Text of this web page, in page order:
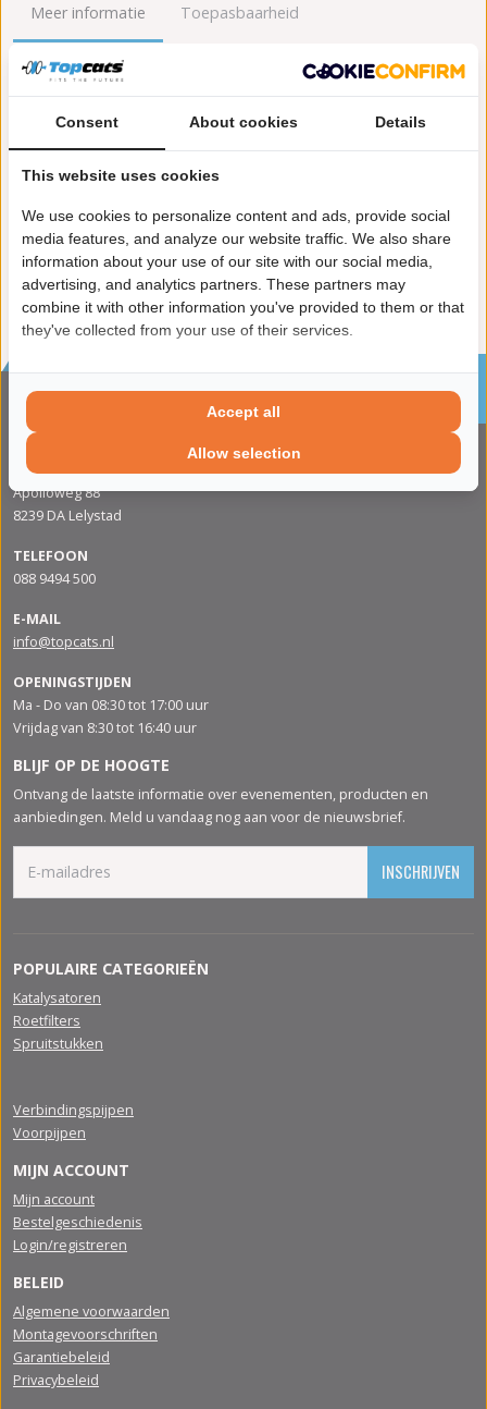
Meer informatie Toepasbaarheid
Origineel nummers
Garantie:2 jaar garantie
Materiaal:Keramiek
Enkel in combinatie met:FK91183
Product in orde:
Controleteken:E57-103R
Sinds 2002 de specialist in katalysatoren en
roetfilters
CONTACTGEGVENS
ADRES
Apolloweg 88
8239 DA Lelystad
TELEFOON
088 9494 500
E-MAIL
info@topcats.nl
OPENINGSTIJDEN
Ma - Do van 08:30 tot 17:00 uur
Vrijdag van 8:30 tot 16:40 uur
BLIJF OP DE HOOGTE
Ontvang de laatste informatie over evenementen, producten en
aanbiedingen. Meld u vandaag nog aan voor de nieuwsbrief.
INSCHRIJVEN
POPULAIRE CATEGORIEËN
Katalysatoren
Roetfilters
Spruitstukken
Verbindingspijpen
Voorpijpen
MIJN ACCOUNT
Mijn account
Bestelgeschiedenis
Login/registreren
BELEID
Algemene voorwaarden
Montagevoorschriften
Garantiebeleid
Privacybeleid
Consent About cookies Details
This website uses cookies
We use cookies to personalize content and ads, provide social
media features, and analyze our website traffic. We also share
information about your use of our site with our social media,
advertising, and analytics partners. These partners may
combine it with other information you've provided to them or that
they've collected from your use of their services.
Allow selection
Accept all